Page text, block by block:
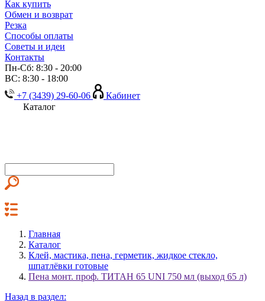
Как купить
Обмен и возврат
Резка
Способы оплаты
Советы и идеи
Контакты
Пн-Сб: 8:30 - 20:00
ВС: 8:30 - 18:00
+7 (3439) 29-60-06
Кабинет
Каталог
Главная
Каталог
Клей, мастика, пена, герметик, жидкое стекло,
шпатлёвки готовые
Пена монт. проф. ТИТАН 65 UNI 750 мл (выход 65 л)
Назад в раздел: